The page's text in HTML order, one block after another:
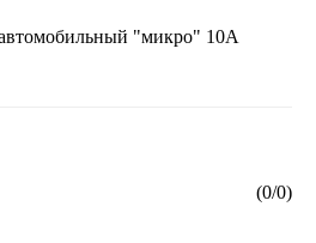
"микро" 10А
(0/0)